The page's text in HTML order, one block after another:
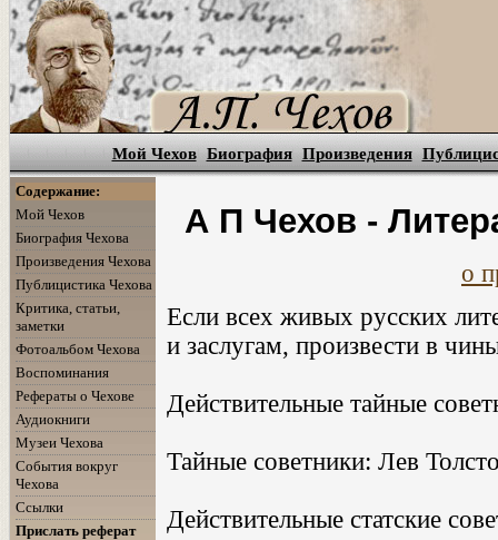
Мой Чехов Биография Произведения
Содержание:
Мой Чехов
Биография Чехова
Произведения Чехова
Публицистика Чехова
Критика, статьи,
заметки
Фотоальбом Чехова
Воспоминания
Рефераты о Чехове
Аудиокниги
Музеи Чехова
События вокруг
Чехова
Ссылки
Прислать реферат
А П Чехов -
о
Если всех живых русских
и заслугам, произвести в
Действительные тайные
Тайные советники: Лев
Действительные статские